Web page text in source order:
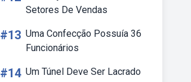
Setores De Vendas
#13 Uma Confecção Possuía 36
Funcionários
#14 Um Túnel Deve Ser Lacrado